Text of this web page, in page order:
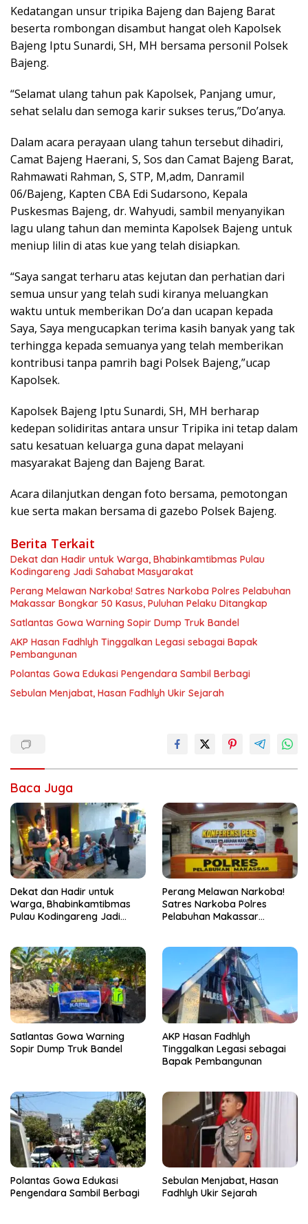
Kedatangan unsur tripika Bajeng dan Bajeng Barat
beserta rombongan disambut hangat oleh Kapolsek
Bajeng Iptu Sunardi, SH, MH bersama personil Polsek
Bajeng.
“Selamat ulang tahun pak Kapolsek, Panjang umur,
sehat selalu dan semoga karir sukses terus,”Do’anya.
Dalam acara perayaan ulang tahun tersebut dihadiri,
Camat Bajeng Haerani, S, Sos dan Camat Bajeng Barat,
Rahmawati Rahman, S, STP, M,adm, Danramil
06/Bajeng, Kapten CBA Edi Sudarsono, Kepala
Puskesmas Bajeng, dr. Wahyudi, sambil menyanyikan
lagu ulang tahun dan meminta Kapolsek Bajeng untuk
meniup lilin di atas kue yang telah disiapkan.
“Saya sangat terharu atas kejutan dan perhatian dari
semua unsur yang telah sudi kiranya meluangkan
waktu untuk memberikan Do’a dan ucapan kepada
Saya, Saya mengucapkan terima kasih banyak yang tak
terhingga kepada semuanya yang telah memberikan
kontribusi tanpa pamrih bagi Polsek Bajeng,”ucap
Kapolsek.
Kapolsek Bajeng Iptu Sunardi, SH, MH berharap
kedepan solidiritas antara unsur Tripika ini tetap dalam
satu kesatuan keluarga guna dapat melayani
masyarakat Bajeng dan Bajeng Barat.
Acara dilanjutkan dengan foto bersama, pemotongan
kue serta makan bersama di gazebo Polsek Bajeng.
Berita Terkait
Dekat dan Hadir untuk Warga, Bhabinkamtibmas Pulau
Kodingareng Jadi Sahabat Masyarakat
Perang Melawan Narkoba! Satres Narkoba Polres Pelabuhan
Makassar Bongkar 50 Kasus, Puluhan Pelaku Ditangkap
Satlantas Gowa Warning Sopir Dump Truk Bandel
AKP Hasan Fadhlyh Tinggalkan Legasi sebagai Bapak
Pembangunan
Polantas Gowa Edukasi Pengendara Sambil Berbagi
Sebulan Menjabat, Hasan Fadhlyh Ukir Sejarah
Baca Juga
Dekat dan Hadir untuk
Warga, Bhabinkamtibmas
Pulau Kodingareng Jadi
Perang Melawan Narkoba!
Satres Narkoba Polres
Pelabuhan Makassar
Satlantas Gowa Warning
Sopir Dump Truk Bandel
AKP Hasan Fadhlyh
Tinggalkan Legasi sebagai
Bapak Pembangunan
Polantas Gowa Edukasi
Pengendara Sambil Berbagi
Sebulan Menjabat, Hasan
Fadhlyh Ukir Sejarah